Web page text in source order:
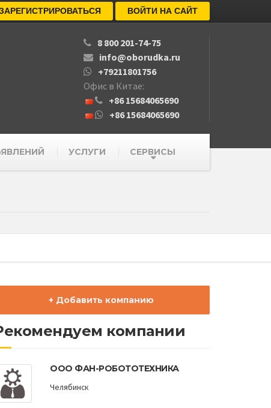
ВОЙТИ НА САЙТ
8 800 201-74-75
info@oborudka.ru
+79211801756
Офис в Китае:
+86 15684065690
+86 15684065690
УСЛУГИ СЕРВИСЫ
+ Добавить компанию
компании
ООО ФАН-РОБОТОТЕХНИКА
Челябинск